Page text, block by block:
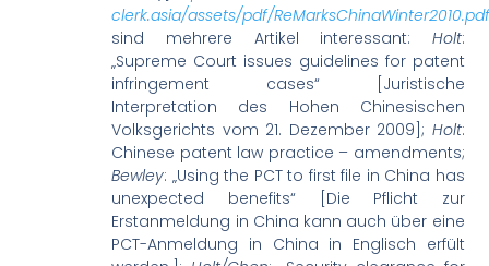
clerk.asia/assets/pdf/
sind mehrere Artikel interessant: Holt:
„Supreme Court issues guidelines for patent
infringement cases“ [Juristische
Interpretation des Hohen Chinesischen
Volksgerichts vom 21. Dezember 2009]; Holt:
Chinese patent law practice – amendments;
Bewley: „Using the PCT to first file in China has
unexpected benefits“ [Die Pflicht zur
Erstanmeldung in China kann auch über eine
PCT-Anmeldung in China in Englisch erfült